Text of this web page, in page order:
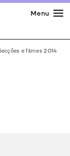
Menu
e filmes 2014